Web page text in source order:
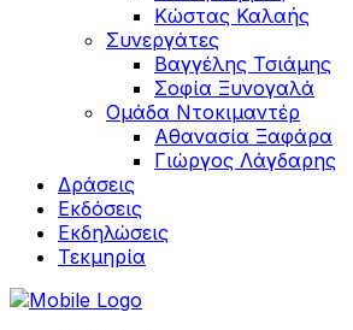
Κώστας Καλαής
Συνεργάτες
Βαγγέλης Τσιάμης
Σοφία Ξυνογαλά
Ομάδα Ντοκιμαντέρ
Αθανασία Ξαφάρα
Γιώργος Λάγδαρης
Δράσεις
Εκδόσεις
Εκδηλώσεις
Τεκμηρία